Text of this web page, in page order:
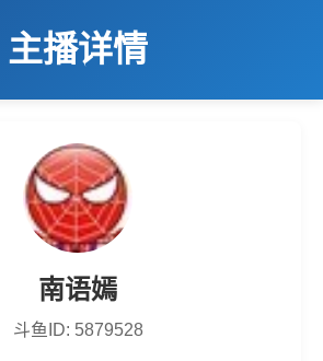
主播详情
南语嫣
斗鱼ID: 5879528